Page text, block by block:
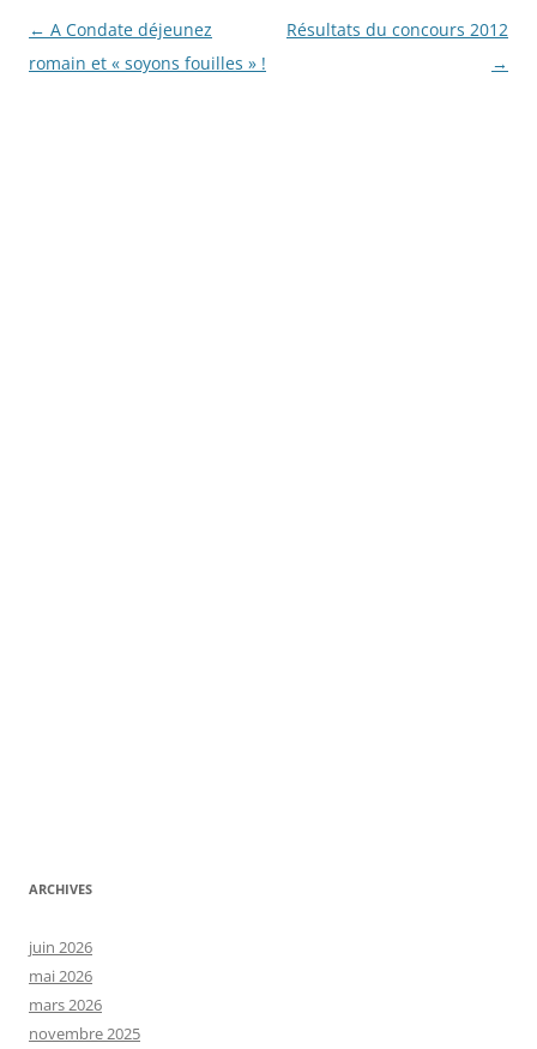
Navigation
des
← A Condate déjeunez
romain et « soyons fouilles » !
Résultats du concours 2012
→
ARCHIVES
juin 2026
mai 2026
mars 2026
novembre 2025